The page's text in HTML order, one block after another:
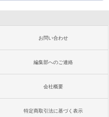
お問い合わせ
編集部へのご連絡
会社概要
特定商取引法に基づく表示